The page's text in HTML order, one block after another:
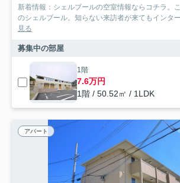
新着情報：シェルブールの空室情報ならコチラ。
のシェルブール。知らない来訪者が来てもインタ
見る
募集中の部屋
1階
7.6万円
1階 / 50.52㎡ / 1LDK
アパート